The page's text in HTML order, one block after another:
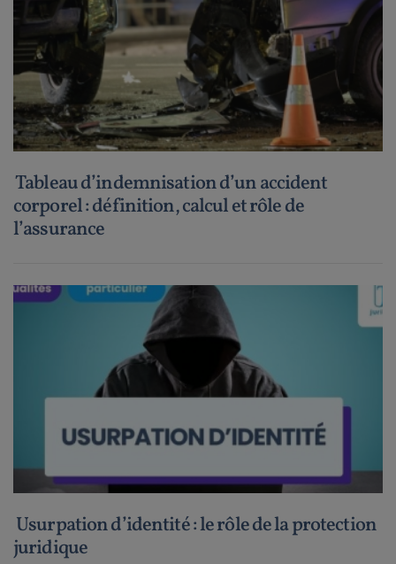
Tableau d’indemnisation d’un accident
corporel : définition, calcul et rôle de
l’assurance
Usurpation d’identité : le rôle de la protection
juridique